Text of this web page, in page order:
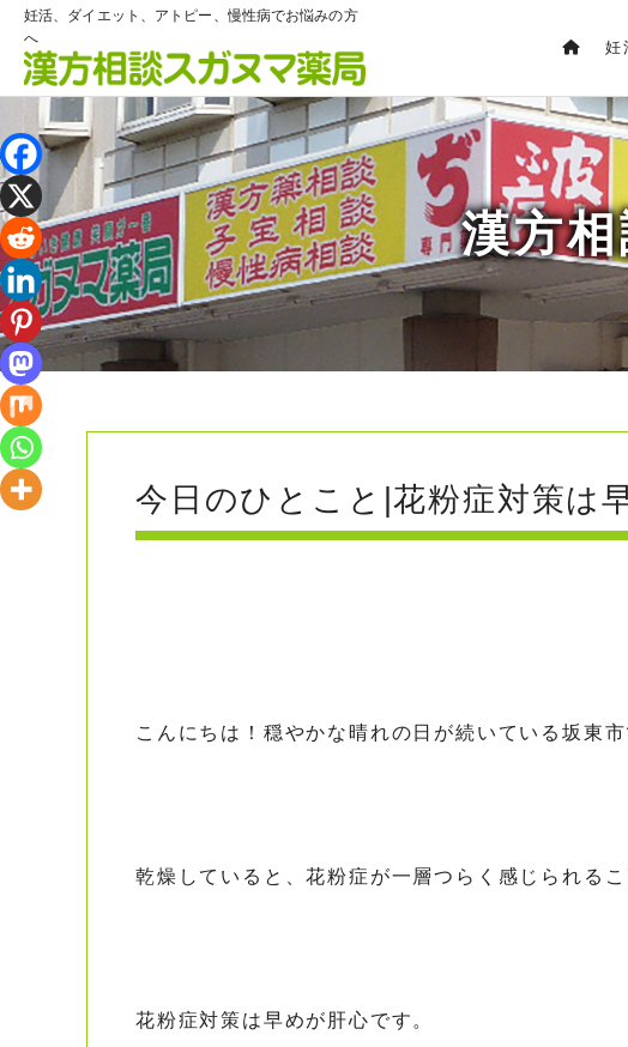
妊活、ダイエット、アトピー、慢性病でお悩みの方
へ
妊
漢方
今日のひとこと|花粉症対策は
こんにちは！穏やかな晴れの日が続いている坂東市
乾燥していると、花粉症が一層つらく感じられるこ
花粉症対策は早めが肝心です。